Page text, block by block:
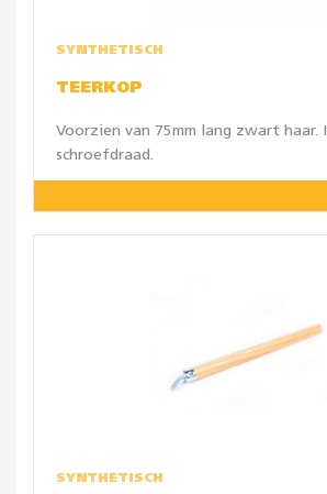
SYNTHETISCH
TEERKOP
Voorzien van 75mm lang zwart haar.
schroefdraad.
SYNTHETISCH